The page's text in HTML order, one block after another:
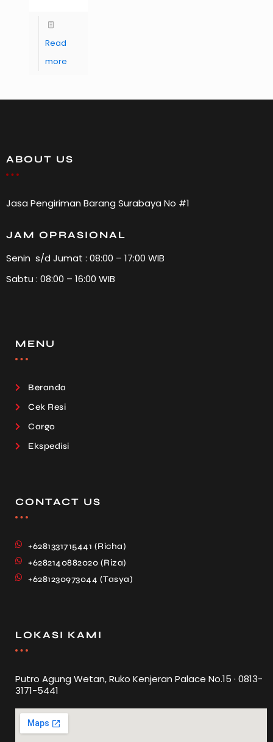
Read
more
ABOUT US
Jasa Pengiriman Barang Surabaya No #1
JAM OPRASIONAL
Senin s/d Jumat : 08:00 – 17:00 WIB
Sabtu : 08:00 – 16:00 WIB
MENU
Beranda
Cek Resi
Cargo
Ekspedisi
CONTACT US
+6281331715441 (Richa)
+6282140882020 (Riza)
+6281230973044 (Tasya)
LOKASI KAMI
Putro Agung Wetan, Ruko Kenjeran Palace No.15 · 0813-
3171-5441